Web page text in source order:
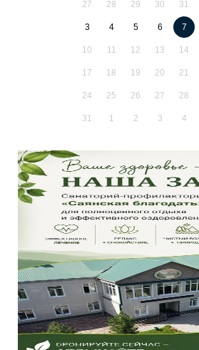
27 28 29 30 31
3 4 5 6 7
10 11 12 13 14
17 18 19 20 21
24 25 26 27 28
31 1 2 3 4